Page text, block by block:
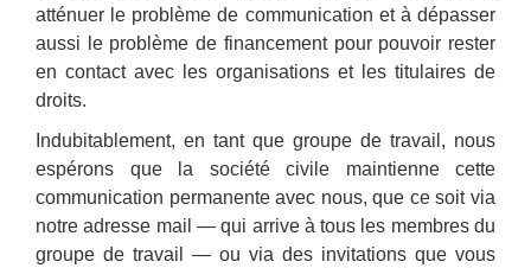
atténuer le problème de communication et à dépasser
aussi le problème de financement pour pouvoir rester
en contact avec les organisations et les titulaires de
droits.
Indubitablement, en tant que groupe de travail, nous
espérons que la société civile maintienne cette
communication permanente avec nous, que ce soit via
notre adresse mail — qui arrive à tous les membres du
groupe de travail — ou via des invitations que vous